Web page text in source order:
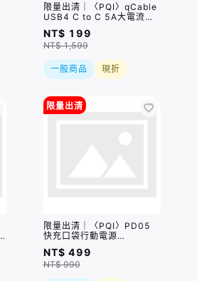
限量出清｜〈PQI〉qCable
USB4 C to C 5A大電流快
充傳輸線 (100cm) 盒損品S
NT$ 199
NT$ 1,599
一般商品 現折
限量出清
限量出清｜〈PQI〉PD05
快充口袋行動電源
20W（USB-C）盒損品
NT$ 499
NT$ 990